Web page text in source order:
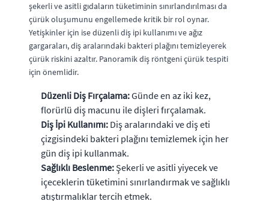
şekerli ve asitli gıdaların tüketiminin sınırlandırılması da
çürük oluşumunu engellemede kritik bir rol oynar.
Yetişkinler için ise düzenli diş ipi kullanımı ve ağız
gargaraları, diş aralarındaki bakteri plağını temizleyerek
çürük riskini azaltır. Panoramik diş röntgeni çürük tespiti
için önemlidir.
Düzenli Diş Fırçalama:Günde en az iki kez,
florürlü diş macunu ile dişleri fırçalamak.
Diş İpi Kullanımı: Diş aralarındaki ve diş eti
çizgisindeki bakteri plağını temizlemek için her
gün diş ipi kullanmak.
Sağlıklı Beslenme: Şekerli ve asitli yiyecek ve
içeceklerin tüketimini sınırlandırmak ve sağlıklı
atıştırmalıklar tercih etmek.